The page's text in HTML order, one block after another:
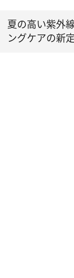
夏の高い紫外
ングケアの新